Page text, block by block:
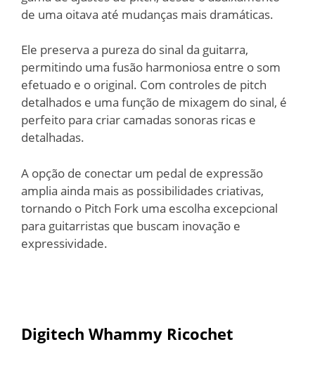
de uma oitava até mudanças mais dramáticas.
Ele preserva a pureza do sinal da guitarra,
permitindo uma fusão harmoniosa entre o som
efetuado e o original. Com controles de pitch
detalhados e uma função de mixagem do sinal, é
perfeito para criar camadas sonoras ricas e
detalhadas.
A opção de conectar um pedal de expressão
amplia ainda mais as possibilidades criativas,
tornando o Pitch Fork uma escolha excepcional
para guitarristas que buscam inovação e
expressividade.
Digitech Whammy Ricochet